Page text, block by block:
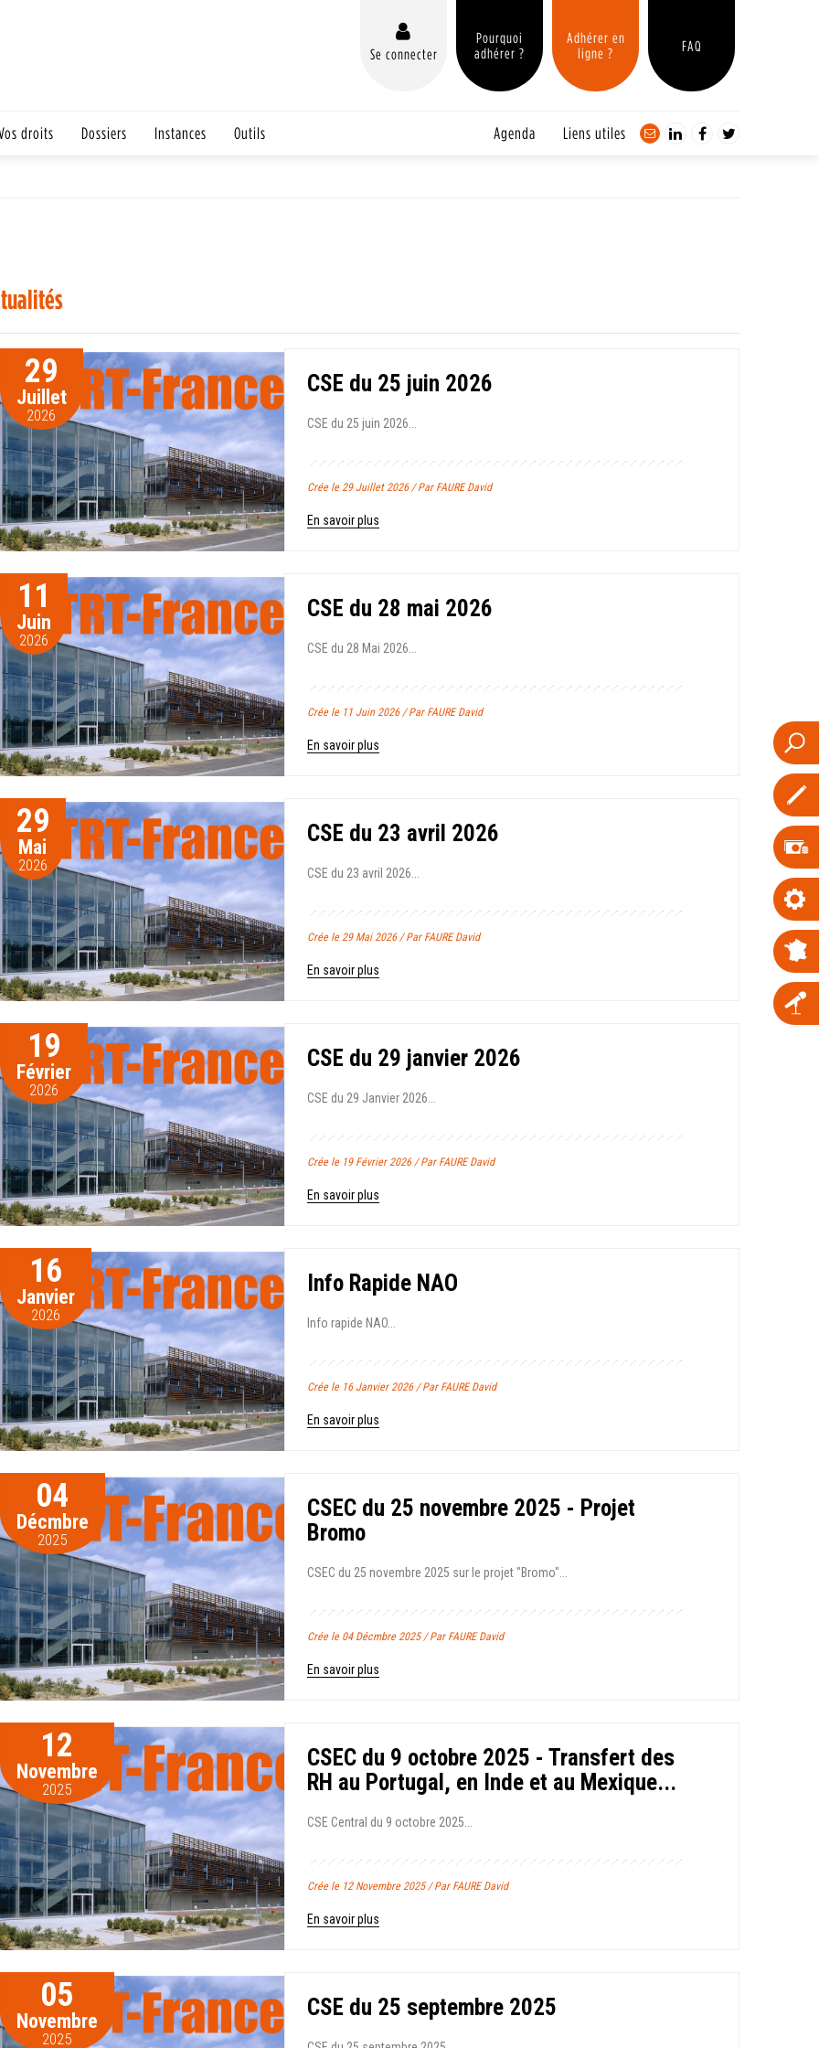
Se connecter
Pourquoi
adhérer ?
Adhérer en
ligne ?
FAQ
droits Dossiers Instances Outils Agenda Liens utiles
29
Juillet
2026
CSE du 25 juin 2026
CSE du 25 juin 2026...
Crée le 29 Juillet 2026 / Par FAURE David
En savoir plus
11
Juin
2026
CSE du 28 mai 2026
CSE du 28 Mai 2026...
Crée le 11 Juin 2026 / Par FAURE David
En savoir plus
29
Mai
2026
CSE du 23 avril 2026
CSE du 23 avril 2026...
Crée le 29 Mai 2026 / Par FAURE David
En savoir plus
19
Février
2026
CSE du 29 janvier 2026
CSE du 29 Janvier 2026...
Crée le 19 Février 2026 / Par FAURE David
En savoir plus
16
Janvier
2026
Info Rapide NAO
Info rapide NAO...
Crée le 16 Janvier 2026 / Par FAURE David
En savoir plus
04
Décmbre
2025
CSEC du 25 novembre 2025 - Projet
Bromo
CSEC du 25 novembre 2025 sur le projet "Bromo"...
Crée le 04 Décmbre 2025 / Par FAURE David
En savoir plus
12
Novembre
2025
CSEC du 9 octobre 2025 - Transfert des
RH au Portugal, en Inde et au Mexique...
CSE Central du 9 octobre 2025...
Crée le 12 Novembre 2025 / Par FAURE David
En savoir plus
05
Novembre
2025
CSE du 25 septembre 2025